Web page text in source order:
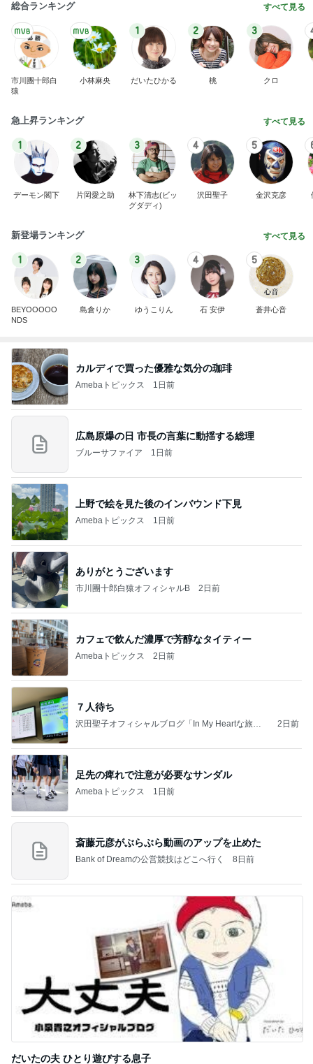
総合ランキング すべて見る
市川團十郎白
猿
小林麻央
1
だいたひかる
2
桃
3
クロ
急上昇ランキング すべて見る
1
デーモン閣下
2
片岡愛之助
3
林下清志(ビッ
グダディ)
4
沢田聖子
5
金沢克彦
新登場ランキング すべて見る
1
BEYOOOOO
NDS
2
島倉りか
3
ゆうこりん
4
石 安伊
5
蒼井心音
カルディで買った優雅な気分の珈琲
Amebaトピックス 1日前
広島原爆の日 市長の言葉に動揺する総理
ブルーサファイア 1日前
上野で絵を見た後のインバウンド下見
Amebaトピックス 1日前
ありがとうございます
市川團十郎白猿オフィシャルB 2日前
カフェで飲んだ濃厚で芳醇なタイティー
Amebaトピックス 2日前
７人待ち
沢田聖子オフィシャルブログ「In My Heartな旅日
2日前
足先の痺れで注意が必要なサンダル
Amebaトピックス 1日前
斎藤元彦がぶらぶら動画のアップを止めた
Bank of Dreamの公営競技はどこへ行く 8日前
だいたの夫 ひとり遊びする息子